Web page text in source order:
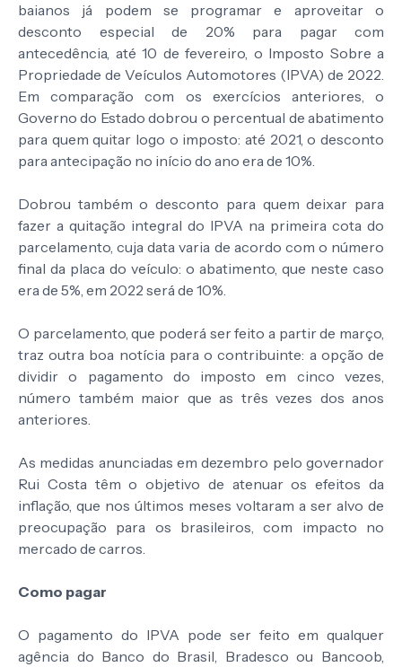
baianos já podem se programar e aproveitar o
desconto especial de 20% para pagar com
antecedência, até 10 de fevereiro, o Imposto Sobre a
Propriedade de Veículos Automotores (IPVA) de 2022.
Em comparação com os exercícios anteriores, o
Governo do Estado dobrou o percentual de abatimento
para quem quitar logo o imposto: até 2021, o desconto
para antecipação no início do ano era de 10%.
Dobrou também o desconto para quem deixar para
fazer a quitação integral do IPVA na primeira cota do
parcelamento, cuja data varia de acordo com o número
final da placa do veículo: o abatimento, que neste caso
era de 5%, em 2022 será de 10%.
O parcelamento, que poderá ser feito a partir de março,
traz outra boa notícia para o contribuinte: a opção de
dividir o pagamento do imposto em cinco vezes,
número também maior que as três vezes dos anos
anteriores.
As medidas anunciadas em dezembro pelo governador
Rui Costa têm o objetivo de atenuar os efeitos da
inflação, que nos últimos meses voltaram a ser alvo de
preocupação para os brasileiros, com impacto no
mercado de carros.
Como pagar
O pagamento do IPVA pode ser feito em qualquer
agência do Banco do Brasil, Bradesco ou Bancoob,